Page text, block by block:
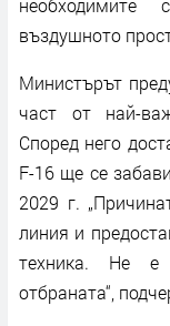
необходимите
въздушното
Министърът
част от най-
Според него
F-16 ще се
2029 г.
линия и
техника. Не е
отбраната“,